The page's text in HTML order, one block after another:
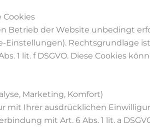
Cookies
Betrieb der Website unbedingt
Rechtsgrundlage ist
1 lit. f DSGVO. Diese Cookies
Marketing, Komfort)
mit Ihrer ausdrücklichen
mit Art. 6 Abs. 1 lit. a